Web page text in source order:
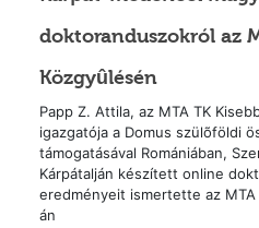
doktoranduszokról az
Közgyûlésén
Papp Z. Attila, az MTA TK
igazgatója a Domus szülõföldi
támogatásával Romániában,
Kárpátalján készített online
eredményeit ismertette az MTA
án